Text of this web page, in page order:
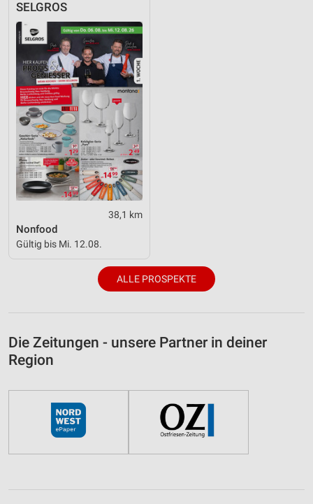
SELGROS
38,1 km
Nonfood
Gültig bis Mi. 12.08.
ALLE PROSPEKTE
Die Zeitungen - unsere Partner in deiner
Region